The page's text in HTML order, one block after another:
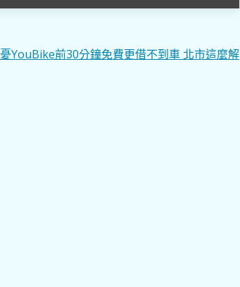
憂YouBike前30分鐘免費更借不到車 北市這麼解